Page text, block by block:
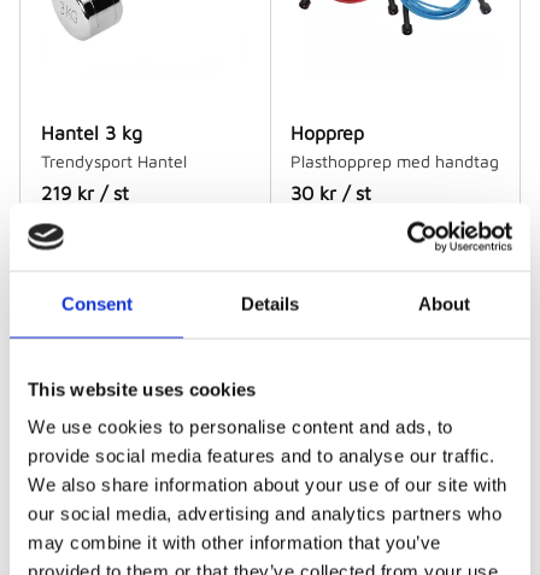
Consent Details About
This website uses cookies
We use cookies to personalise content and ads, to
provide social media features and to analyse our traffic.
We also share information about your use of our site with
our social media, advertising and analytics partners who
may combine it with other information that you’ve
Hantel 3 kg
Trendysport Hantel
219kr / st
I lager
Hopprep
Plasthopprep med handtag
30 kr /st
Kinahatt Koner 23 cm